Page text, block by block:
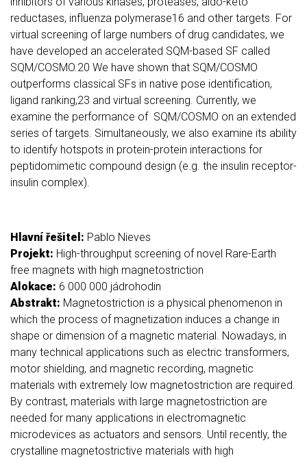
reductases, influenza polymerase16 and other targets. For
virtual screening of large numbers of drug candidates, we
have developed an accelerated SQM-based SF called
SQM/COSMO.20 We have shown that SQM/COSMO
outperforms classical SFs in native pose identification,
ligand ranking,23 and virtual screening. Currently, we
examine the performance of SQM/COSMO on an extended
series of targets. Simultaneously, we also examine its ability
to identify hotspots in protein-protein interactions for
peptidomimetic compound design (e.g. the insulin receptor-
insulin complex).
Hlavní řešitel: Pablo Nieves
Projekt: High-throughput screening of novel Rare-Earth
free magnets with high magnetostriction
Alokace: 6 000 000 jádrohodin
Abstrakt: Magnetostriction is a physical phenomenon in
which the process of magnetization induces a change in
shape or dimension of a magnetic material. Nowadays, in
many technical applications such as electric transformers,
motor shielding, and magnetic recording, magnetic
materials with extremely low magnetostriction are required.
By contrast, materials with large magnetostriction are
needed for many applications in electromagnetic
microdevices as actuators and sensors. Until recently, the
crystalline magnetostrictive materials with high